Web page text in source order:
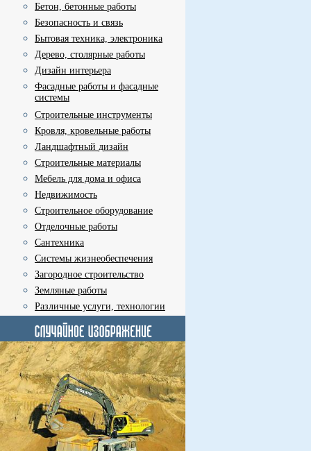
Бетон, бетонные работы
Безопасность и связь
Бытовая техника, электроника
Дерево, столярные работы
Дизайн интерьера
Фасадные работы и фасадные
системы
Строительные инструменты
Кровля, кровельные работы
Ландшафтный дизайн
Строительные материалы
Мебель для дома и офиса
Недвижимость
Строительное оборудование
Отделочные работы
Сантехника
Системы жизнеобеспечения
Загородное строительство
Земляные работы
Различные услуги, технологии